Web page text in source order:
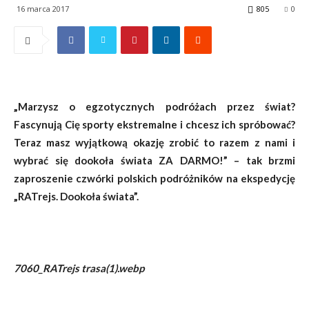
16 marca 2017 0
805
„Marzysz o egzotycznych podróżach przez świat?
Fascynują Cię sporty ekstremalne i chcesz ich spróbować?
Teraz masz wyjątkową okazję zrobić to razem z nami i
wybrać się dookoła świata ZA DARMO!” – tak brzmi
zaproszenie czwórki polskich podróżników na ekspedycję
„RATrejs. Dookoła świata”.
7060_RATrejs trasa(1).webp